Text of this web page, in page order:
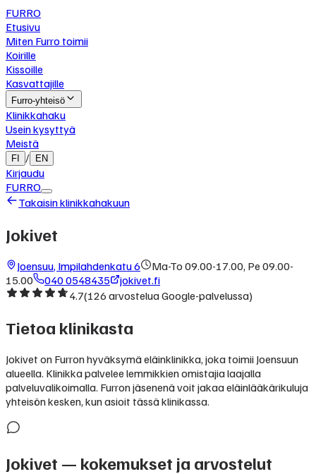
FURRO
Etusivu
Miten Furro toimii
Koirille
Kissoille
Kasvattajille
Furro-yhteisö
Klinikkahaku
Usein kysyttyä
Meistä
FI / EN
Kirjaudu
FURRO
Takaisin klinikkahakuun
Jokivet
Joensuu, Impilahdenkatu 6
Ma-To 09.00-17.00, Pe 09.00-
15.00
040 0548435
jokivet.fi
4.7(126arvostelua Google-palvelussa)
Tietoa klinikasta
Jokivet on Furron hyväksymä eläinklinikka, joka toimii Joensuun
alueella. Klinikka palvelee lemmikkien omistajia laajalla
palveluvalikoimalla. Furron jäsenenä voit jakaa eläinlääkärikuluja
yhteisön kesken, kun asioit tässä klinikassa.
Jokivet — kokemukset ja arvostelut